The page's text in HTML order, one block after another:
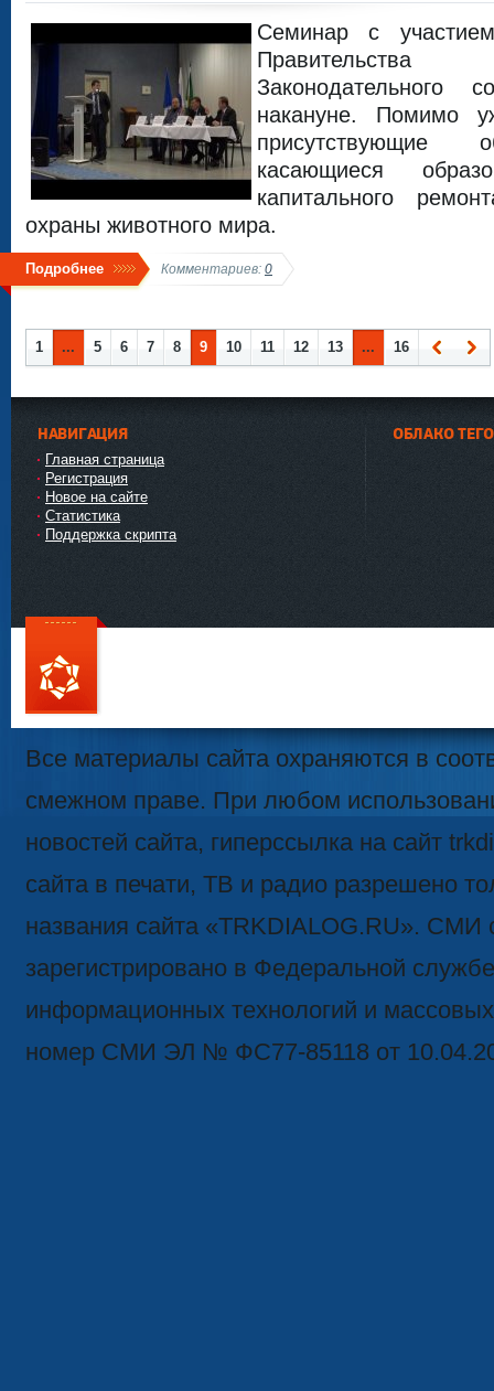
Семинар с
Законодательного
накануне. Помимо
присутствующие
касающиеся
капитального
охраны животного мира.
Подробнее Комментариев: 0
1 ... 5 6 7 8 9 10 11 12 13 ...
16
НАВИГАЦИЯ
Главная страница
Регистрация
Новое на сайте
Статистика
Поддержка скрипта
ОБЛАКО
111
Все материалы сайта охраняются в
смежном праве. При любом
новостей сайта, гиперссылка на сайт
сайта в печати, ТВ и радио разрешено
названия сайта «TRKDIALOG.RU». СМИ
зарегистрировано в Федеральной
информационных технологий и
номер СМИ ЭЛ № ФС77-85118 от